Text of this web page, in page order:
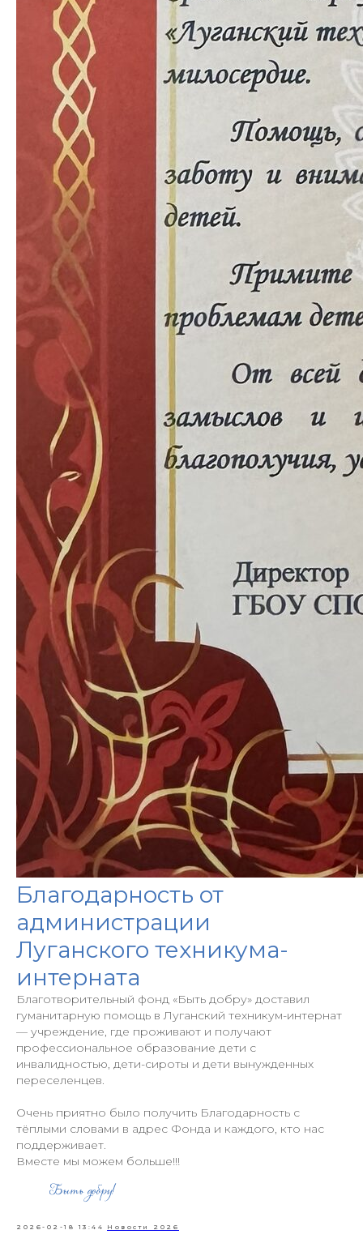
Благодарность от
администрации
Луганского техникума-
интерната
Благотворительный фонд «Быть добру» доставил
гуманитарную помощь в Луганский техникум-интернат
— учреждение, где проживают и получают
профессиональное образование дети с
инвалидностью, дети-сироты и дети вынужденных
переселенцев.
Очень приятно было получить Благодарность с
тёплыми словами в адрес Фонда и каждого, кто нас
поддерживает.
Вместе мы можем больше!!!
2026-02-18 13:44 Новости 2026
+7 (977) 808-36-88
Политика конфиденциальности
Осуществляя пожертвование любым
из способов, вы принимаете условия
нашей ОФЕРТЫ